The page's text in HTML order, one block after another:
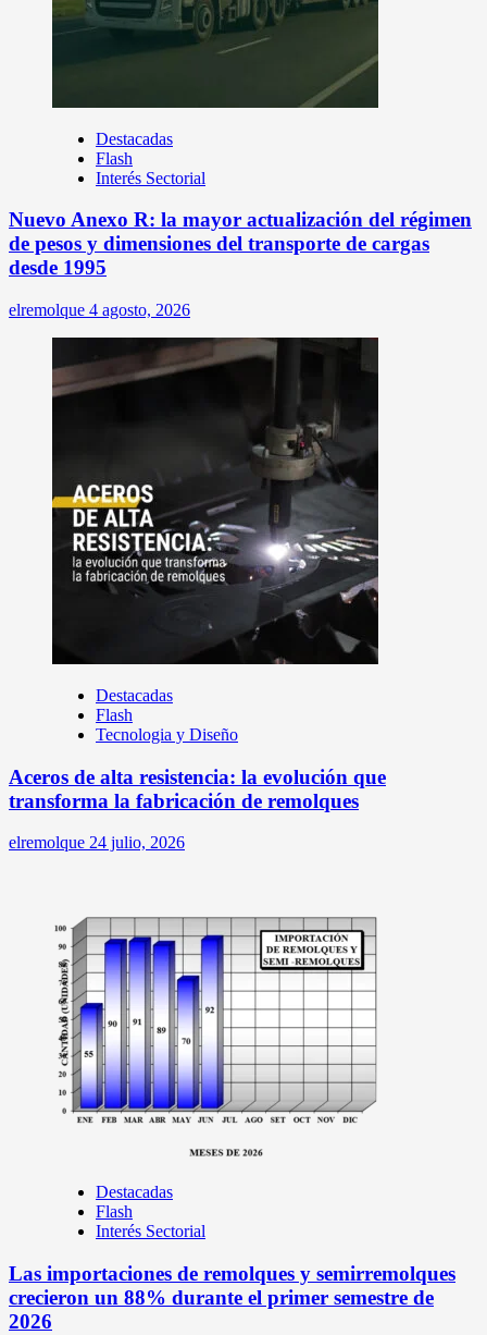
Destacadas
Flash
Interés Sectorial
Nuevo Anexo R: la mayor actualización del régimen
de pesos y dimensiones del transporte de cargas
desde 1995
elremolque 4 agosto, 2026
Destacadas
Flash
Tecnologia y Diseño
Aceros de alta resistencia: la evolución que
transforma la fabricación de remolques
elremolque 24 julio, 2026
Destacadas
Flash
Interés Sectorial
Las importaciones de remolques y semirremolques
crecieron un 88% durante el primer semestre de
2026